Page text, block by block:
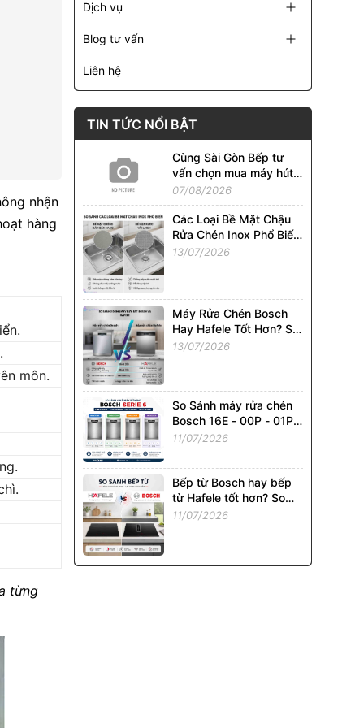
nhận
hàng
môn.
từng
Dịch vụ
Blog tư vấn
Liên hệ
TIN TỨC NỔI BẬT
Cùng Sài Gòn Bếp tư
vấn chọn mua máy hút
mùi phù hợp với từng
căn bếp !!!
07/08/2026
Các Loại Bề Mặt Chậu
Rửa Chén Inox Phổ Biến
Tại Việt Nam. So Sánh
13/07/2026
Máy Rửa Chén Bosch
Hay Hafele Tốt Hơn? So
Sánh Chi Tiết Từ A - Z
13/07/2026
So Sánh máy rửa chén
Bosch 16E - 00P - 01P -
02P: Model Nào Đáng
11/07/2026
Bếp từ Bosch hay bếp
từ Hafele tốt hơn? So
sánh chi tiết từ A - Z
11/07/2026